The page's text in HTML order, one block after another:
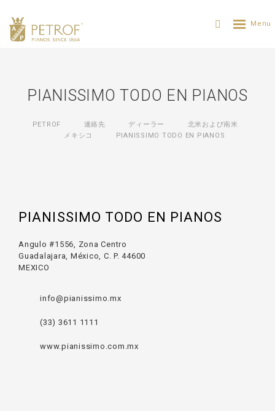
PIANISSIMO TODO EN PIANOS
PETROF 連絡先 ディーラー
北米および南米
メキシコ
PIANISSIMO TODO EN PIANOS
PIANISSIMO TODO EN PIANOS
Angulo #1556, Zona Centro
Guadalajara, México, C. P. 44600
MEXICO
info@pianissimo.mx
(33) 3611 1111
www.pianissimo.com.mx